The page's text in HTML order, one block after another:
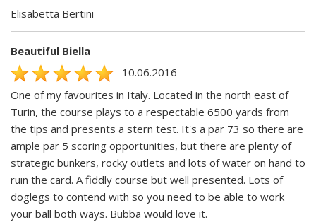
Elisabetta Bertini
Beautiful Biella
10.06.2016
One of my favourites in Italy. Located in the north east of
Turin, the course plays to a respectable 6500 yards from
the tips and presents a stern test. It's a par 73 so there are
ample par 5 scoring opportunities, but there are plenty of
strategic bunkers, rocky outlets and lots of water on hand to
ruin the card. A fiddly course but well presented. Lots of
doglegs to contend with so you need to be able to work
your ball both ways. Bubba would love it.